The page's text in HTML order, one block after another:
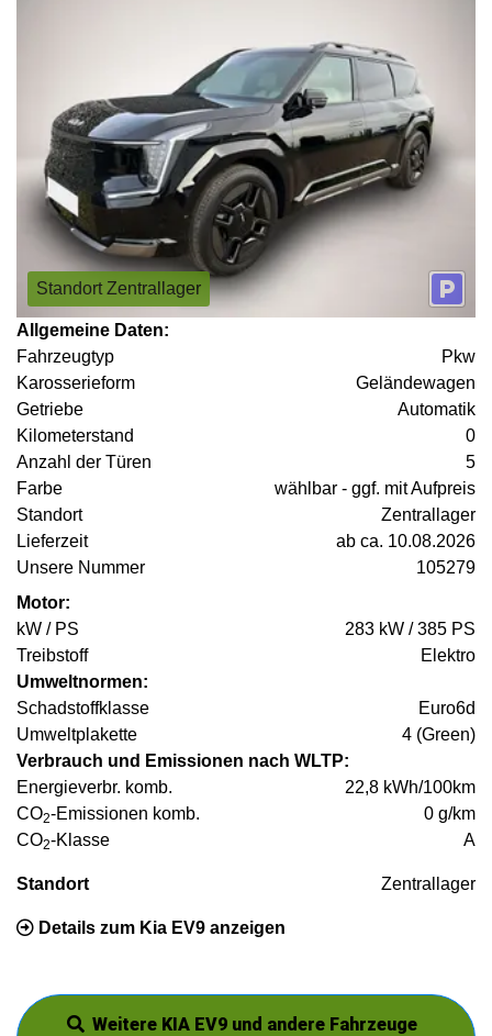
Standort Zentrallager
Allgemeine Daten:
Fahrzeugtyp
Pkw
Karosserieform
Geländewagen
Getriebe
Automatik
Kilometerstand
0
Anzahl der Türen
5
Farbe
wählbar - ggf. mit Aufpreis
Standort
Zentrallager
Lieferzeit
ab ca. 10.08.2026
Unsere Nummer
105279
Motor:
kW / PS
283 kW / 385 PS
Treibstoff
Elektro
Umweltnormen:
Schadstoffklasse
Euro6d
Umweltplakette
4 (Green)
Verbrauch und Emissionen nach WLTP:
Energieverbr. komb.
22,8 kWh/100km
CO2-Emissionen komb.
0 g/km
CO2-Klasse A
Standort Zentrallager
Details zum Kia EV9 anzeigen
Weitere KIA EV9 und andere Fahrzeuge